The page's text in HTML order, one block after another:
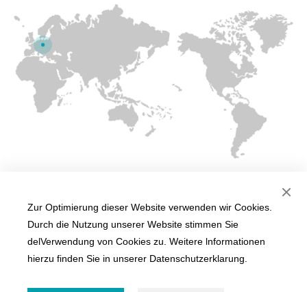
Zur Optimierung dieser Website verwenden wir Cookies.
Durch die Nutzung unserer Website stimmen Sie
delVerwendung von Cookies zu. Weitere lnformationen
hierzu finden Sie in unserer Datenschutzerklarung.